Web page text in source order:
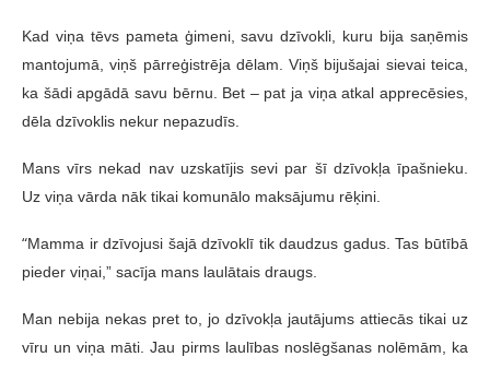
Kad viņa tēvs pameta ģimeni, savu dzīvokli, kuru bija saņēmis
mantojumā, viņš pārreģistrēja dēlam. Viņš bijušajai sievai teica,
ka šādi apgādā savu bērnu. Bet – pat ja viņa atkal apprecēsies,
dēla dzīvoklis nekur nepazudīs.
Mans vīrs nekad nav uzskatījis sevi par šī dzīvokļa īpašnieku.
Uz viņa vārda nāk tikai komunālo maksājumu rēķini.
“Mamma ir dzīvojusi šajā dzīvoklī tik daudzus gadus. Tas būtībā
pieder viņai,” sacīja mans laulātais draugs.
Man nebija nekas pret to, jo dzīvokļa jautājums attiecās tikai uz
vīru un viņa māti. Jau pirms laulības noslēgšanas nolēmām, ka